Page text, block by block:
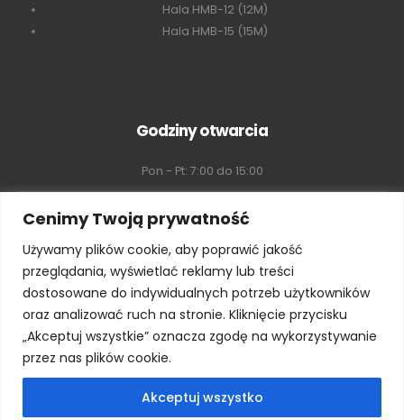
Cenimy Twoją prywatność
Używamy plików cookie, aby poprawić jakość
przeglądania, wyświetlać reklamy lub treści
dostosowane do indywidualnych potrzeb użytkowników
oraz analizować ruch na stronie. Kliknięcie przycisku
„Akceptuj wszystkie” oznacza zgodę na wykorzystywanie
przez nas plików cookie.
Akceptuj wszystko
Hala HMB-12 (12M)
Hala HMB-15 (15M)
Godziny otwarcia
Pon - Pt: 7:00 do 15:00
Sobota: 8:00 do 16:00
Niedziela: Zamknięte